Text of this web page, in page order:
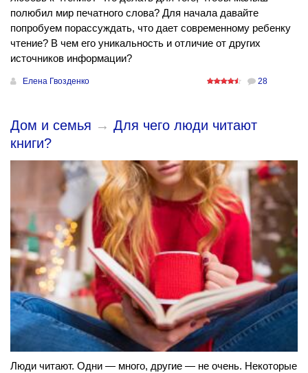
полюбил мир печатного слова? Для начала давайте
попробуем порассуждать, что дает современному ребенку
чтение? В чем его уникальность и отличие от других
источников информации?
Елена Гвозденко 28
Дом и семья → Для чего люди читают
книги?
Люди читают. Одни — много, другие — не очень. Некоторые